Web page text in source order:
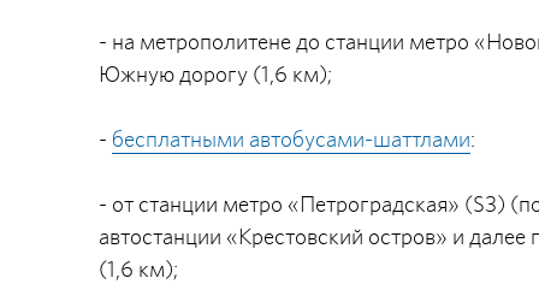
- на метрополитене до станции метро
Южную дорогу (1,6 км);
- бесплатными автобусами-шаттлами:
- от станции метро «Петроградская» (S3)
автостанции «Крестовский остров» и
(1,6 км);